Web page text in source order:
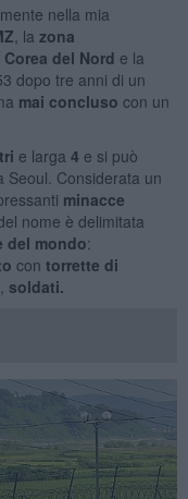
nella mia
, la zona
Corea del Nord e la
dopo tre anni di un
mai concluso con un
e larga 4 e si può
Seoul. Considerata un
minacce
nome è delimitata
del mondo:
con torrette di
soldati.